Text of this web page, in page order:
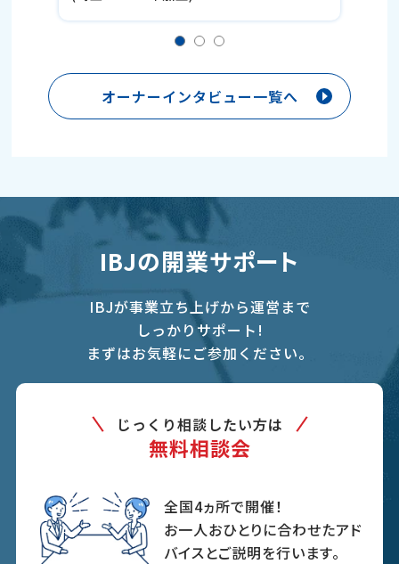
オーナーインタビュー一覧へ
IBJの開業サポート
IBJが事業立ち上げから運営まで
しっかりサポート!
まずはお気軽にご参加ください。
じっくり相談したい方は
無料相談会
全国4ヵ所で開催！
お一人おひとりに合わせたアド
バイスとご説明を行います。